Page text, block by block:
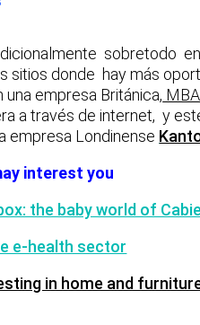
sobretodo
sitios donde hay más
una empresa Británica,
a través de internet, y
empresa Londinense
interest you
the baby world of
e-health sector
in home and